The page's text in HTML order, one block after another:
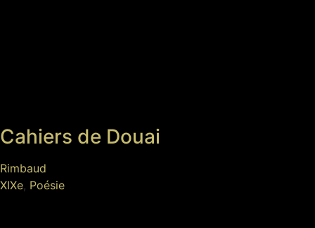
Cahiers de Douai
Rimbaud
XIXe, Poésie